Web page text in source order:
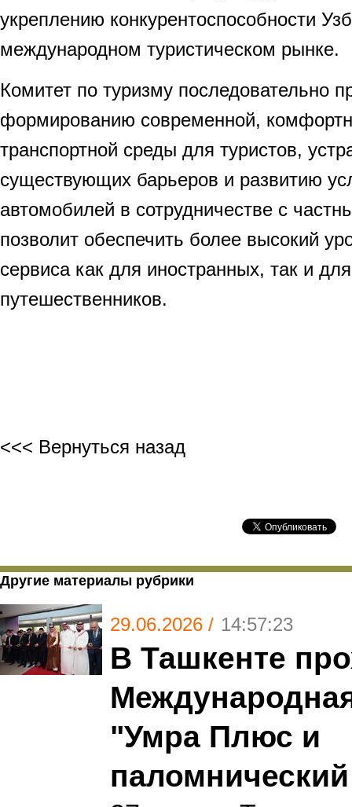
укреплению конкурентоспособности
международном туристическом рынке.
Комитет по туризму последовательно
формированию современной,
транспортной среды для туристов,
существующих барьеров и развитию
автомобилей в сотрудничестве с
позволит обеспечить более высокий
сервиса как для иностранных, так и
путешественников.
<<< Вернуться назад
Другие материалы рубрики
29.06.2026 / 14:57:23
В Ташкенте
"Умра Плюс и